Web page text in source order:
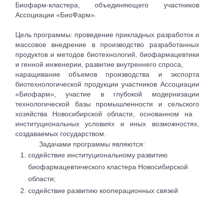
Биофарм-кластера, объединяющего участников
Ассоциации «БиоФарм».
Цель программы: проведение прикладных разработок и
массовое внедрение в производство разработанных
продуктов и методов биотехнологий, биофармацевтики
и генной инженерии, развитие внутреннего спроса,
наращивание объемов производства и экспорта
биотехнологической продукции участников Ассоциации
«Биофарм», участие в глубокой модернизации
технологической базы промышленности и сельского
хозяйства Новосибирской области, основанном на
институциональных условиях и иных возможностях,
создаваемых государством.
Задачами программы являются:
содействие институциональному развитию
биофармацевтического кластера Новосибирской
области;
содействие развитию кооперационных связей